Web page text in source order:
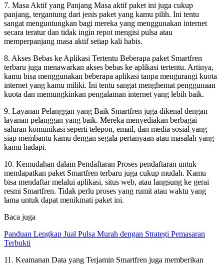
7. Masa Aktif yang Panjang Masa aktif paket ini juga cukup
panjang, tergantung dari jenis paket yang kamu pilih. Ini tentu
sangat menguntungkan bagi mereka yang menggunakan internet
secara teratur dan tidak ingin repot mengisi pulsa atau
memperpanjang masa aktif setiap kali habis.
8. Akses Bebas ke Aplikasi Tertentu Beberapa paket Smartfren
terbaru juga menawarkan akses bebas ke aplikasi tertentu. Artinya,
kamu bisa menggunakan beberapa aplikasi tanpa mengurangi kuota
internet yang kamu miliki. Ini tentu sangat menghemat penggunaan
kuota dan memungkinkan pengalaman internet yang lebih baik.
9. Layanan Pelanggan yang Baik Smartfren juga dikenal dengan
layanan pelanggan yang baik. Mereka menyediakan berbagai
saluran komunikasi seperti telepon, email, dan media sosial yang
siap membantu kamu dengan segala pertanyaan atau masalah yang
kamu hadapi.
10. Kemudahan dalam Pendaftaran Proses pendaftaran untuk
mendapatkan paket Smartfren terbaru juga cukup mudah. Kamu
bisa mendaftar melalui aplikasi, situs web, atau langsung ke gerai
resmi Smartfren. Tidak perlu proses yang rumit atau waktu yang
lama untuk dapat menikmati paket ini.
Baca juga
Panduan Lengkap Jual Pulsa Murah dengan Strategi Pemasaran
Terbukti
11. Keamanan Data yang Terjamin Smartfren juga memberikan